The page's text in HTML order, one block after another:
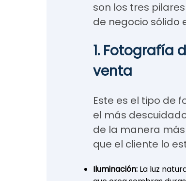
son los tres
de negocio sólido
1. Fotografía
venta
Este es el tipo de
el más
de la manera
que el cliente lo
Iluminación: La luz